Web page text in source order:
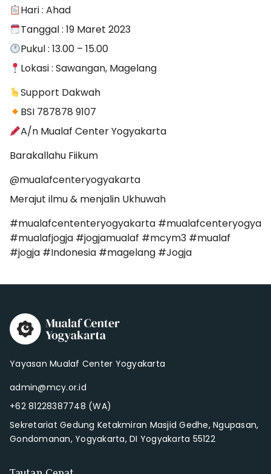
Hari : Ahad
Tanggal : 19 Maret 2023
Pukul : 13.00 – 15.00
Lokasi : Sawangan, Magelang
Support Dakwah
BSI 787878 9107
A/n Mualaf Center Yogyakarta
Barakallahu Fiikum
@mualafcenteryogyakarta
Merajut ilmu & menjalin Ukhuwah
#mualafcententeryogyakarta #mualafcenteryogya
#mualafjogja #jogjamualaf #mcym3 #mualaf
#jogja #Indonesia #magelang #Jogja
Yayasan Mualaf Center Yogyakarta
admin@mcy.or.id
+62 81228387748 (WA)
Sekretariat Gedung Ketakmiran Masjid Gedhe, Ngupasan,
Gondomanan, Yogyakarta, DI Yogyakarta 55122